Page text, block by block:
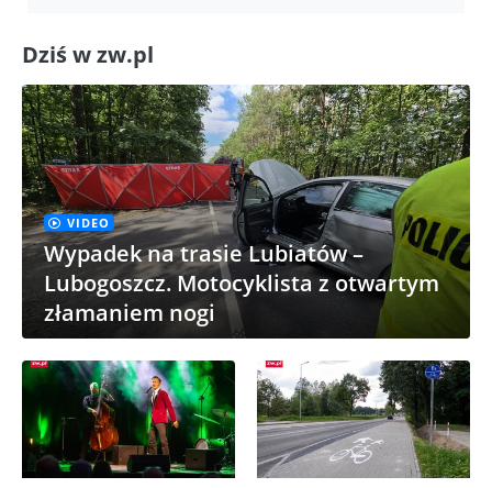
Dziś w zw.pl
VIDEO
Wypadek na trasie Lubiatów –
Lubogoszcz. Motocyklista z otwartym
złamaniem nogi